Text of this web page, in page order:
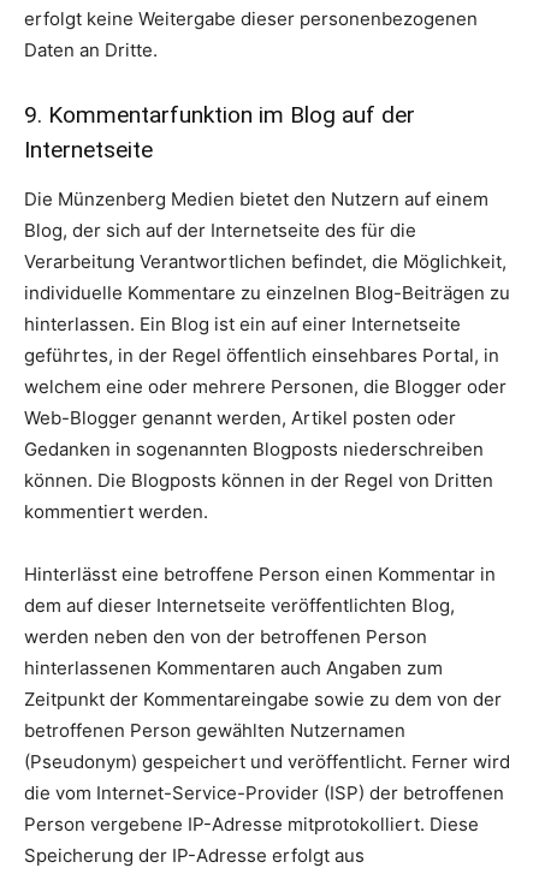
erfolgt keine Weitergabe dieser personenbezogenen
Daten an Dritte.
9. Kommentarfunktion im Blog auf der
Internetseite
Die Münzenberg Medien bietet den Nutzern auf einem
Blog, der sich auf der Internetseite des für die
Verarbeitung Verantwortlichen befindet, die Möglichkeit,
individuelle Kommentare zu einzelnen Blog-Beiträgen zu
hinterlassen. Ein Blog ist ein auf einer Internetseite
geführtes, in der Regel öffentlich einsehbares Portal, in
welchem eine oder mehrere Personen, die Blogger oder
Web-Blogger genannt werden, Artikel posten oder
Gedanken in sogenannten Blogposts niederschreiben
können. Die Blogposts können in der Regel von Dritten
kommentiert werden.
Hinterlässt eine betroffene Person einen Kommentar in
dem auf dieser Internetseite veröffentlichten Blog,
werden neben den von der betroffenen Person
hinterlassenen Kommentaren auch Angaben zum
Zeitpunkt der Kommentareingabe sowie zu dem von der
betroffenen Person gewählten Nutzernamen
(Pseudonym) gespeichert und veröffentlicht. Ferner wird
die vom Internet-Service-Provider (ISP) der betroffenen
Person vergebene IP-Adresse mitprotokolliert. Diese
Speicherung der IP-Adresse erfolgt aus